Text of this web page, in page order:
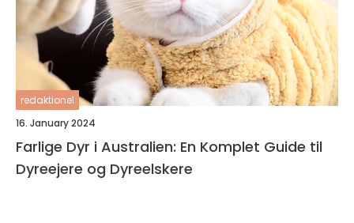
redaktionel
16. January 2024
Farlige Dyr i Australien: En Komplet Guide til
Dyreejere og Dyreelskere